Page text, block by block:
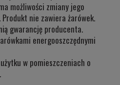
możliwości zmiany jego
nie zawiera żarówek.
gwarancję producenta.
energooszczędnymi
w pomieszczeniach o